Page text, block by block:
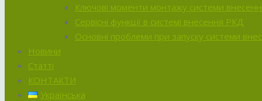
Ключові моменти монтажу системи
Сервісні функції в системі внесення РКД
Основні проблеми при запуску системи
Новини
Статті
КОНТАКТИ
Українська